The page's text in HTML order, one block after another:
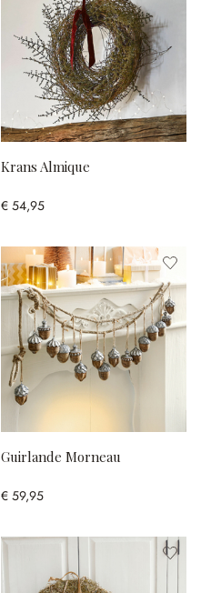
Krans Almique
€ 54,95
Guirlande Morneau
€ 59,95